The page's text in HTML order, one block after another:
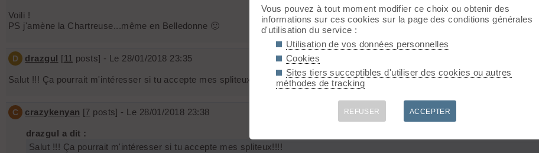
Voili !
PS j'amène la Chartreuse...même en Belledonne 🙂
D drazgul [11 posts] - Le 28/01/2018 23:35
Salut !!! Ça pourrait m'intéresser si tu accepte mes spliteux!!!!
C crazykenyan [7 posts] - Le 28/01/2018 23:38
drazgul a dit :
Salut !!! Ça pourrait m'intéresser si tu accepte mes spliteux!!!!
Vous pouvez à tout moment modifier ce choix ou obtenir des
informations sur ces cookies sur la page des conditions générales
d'utilisation du service :
Utilisation de vos données personnelles
Cookies
Sites tiers succeptibles d'utiliser des cookies ou autres
méthodes de tracking
REFUSER ACCEPTER